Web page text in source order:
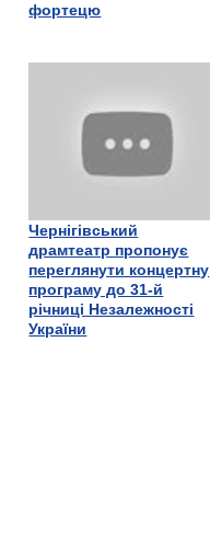
фортецю
Чернігівський
драмтеатр пропонує
переглянути концертну
програму до 31-й
річниці Незалежності
України